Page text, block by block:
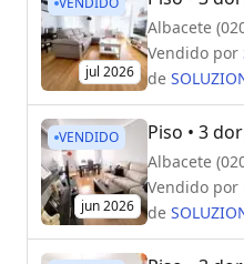
jul 2026
Albacete
Vendido por
de
VENDIDO
jun 2026
Piso • 3
Albacete
Vendido por
de